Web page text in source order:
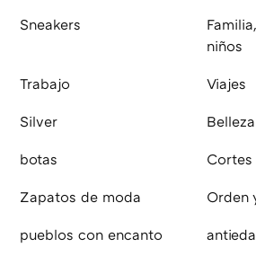
Sneakers
niños
Trabajo Viajes
Silver Belleza
botas
Zapatos de moda Orden
pueblos con encanto